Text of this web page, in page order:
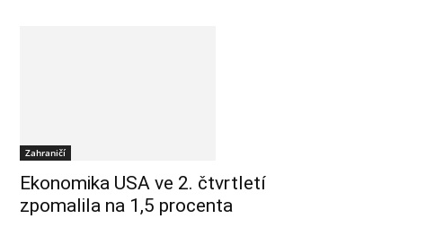
Zahraničí
Ekonomika USA ve 2. čtvrtletí
zpomalila na 1,5 procenta